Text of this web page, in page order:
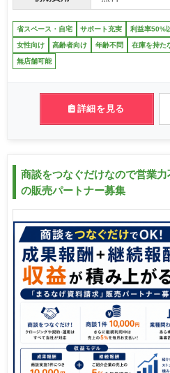
省スペース・自宅 サポート充実 利益率50%
女性向け 高齢者向け 年齢不問 在庫を持た
無店舗可能
詳細を見る
商談をつなぐだけなので営業
の販売パートナー募集